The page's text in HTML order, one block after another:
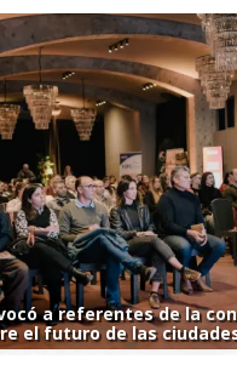
a referentes de la
el futuro de las